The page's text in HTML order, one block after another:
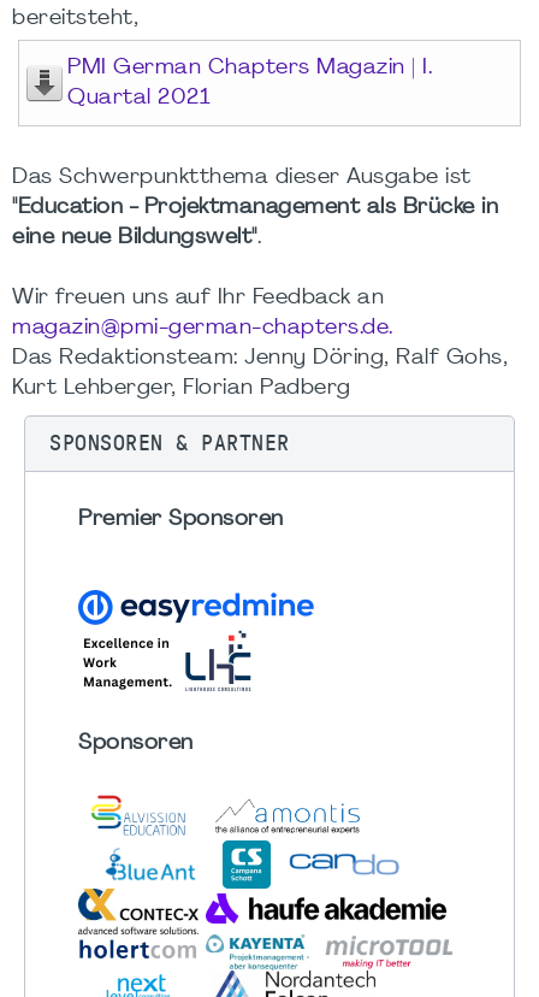
bereitsteht,
PMI German Chapters Magazin | I.
Quartal 2021
Das Schwerpunktthema dieser Ausgabe ist
"Education - Projektmanagement als Brücke in
eine neue Bildungswelt".
Wir freuen uns auf Ihr Feedback an
magazin@pmi-german-chapters.de.
Das Redaktionsteam: Jenny Döring, Ralf Gohs,
Kurt Lehberger, Florian Padberg
SPONSOREN & PARTNER
Premier Sponsoren
Sponsoren